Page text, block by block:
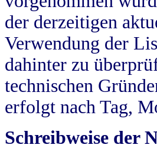
der derzeitigen
Verwendung der
dahinter zu
technischen
erfolgt nach Tag,
Schreibweise der